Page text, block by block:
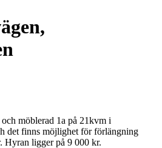
möblerad 1a på 21kvm i
det finns möjlighet för förlängning
Hyran ligger på 9 000 kr.